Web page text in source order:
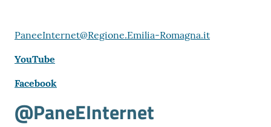
PaneeInternet@Regione.Emilia-Romagna.it
YouTube
Facebook
@PaneEInternet